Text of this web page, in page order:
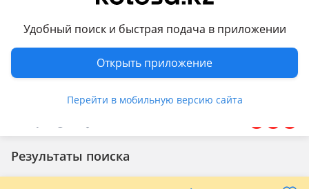
Удобный поиск и быстрая подача в приложении
Открыть приложение
Перейти в мобильную версию сайта
Б/y Chrysler 300C 2004 - 2011 1 generation (LX/LE) оригинал Двигатель Акпп на Chrysler 300C Из Японии Двигатель 2.7 без навесного 650 000 Двигатель 3.5 без навесного 700 000 Двигатель 5.7 без навесного 750 000 Акпп 2.7 3.5 — 250 000 Акпп 5.7 2WD — 280 000 А так же генератор, компрессор кондиционера, насос Гур, стартер, форсунки
Результаты поиска